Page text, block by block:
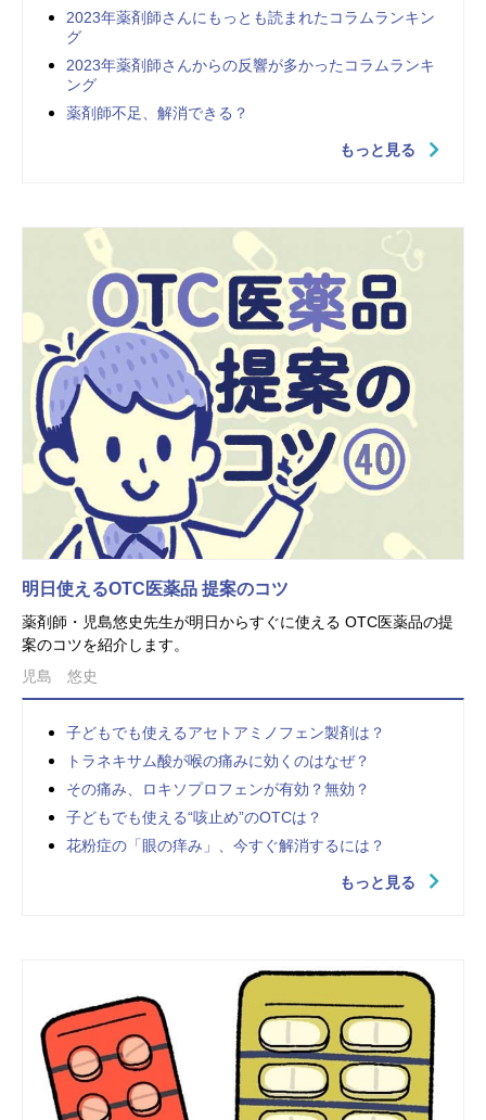
2023年薬剤師さんにもっとも読まれたコラムランキン
グ
2023年薬剤師さんからの反響が多かったコラムランキ
ング
薬剤師不足、解消できる？
もっと見る
明日使えるOTC医薬品 提案のコツ
薬剤師・児島悠史先生が明日からすぐに使える OTC医薬品の提
案のコツを紹介します。
児島 悠史
子どもでも使えるアセトアミノフェン製剤は？
トラネキサム酸が喉の痛みに効くのはなぜ？
その痛み、ロキソプロフェンが有効？無効？
子どもでも使える“咳止め”のOTCは？
花粉症の「眼の痒み」、今すぐ解消するには？
もっと見る